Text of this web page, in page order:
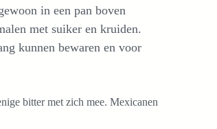
in een pan boven
met suiker en kruiden.
kunnen bewaren en voor
bitter met zich mee. Mexicanen